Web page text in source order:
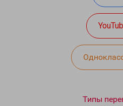
Типы